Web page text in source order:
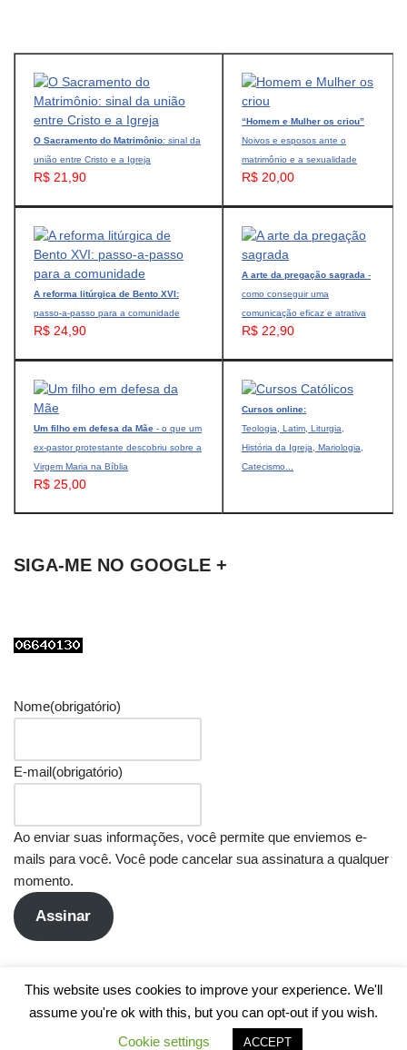
O Sacramento do Matrimônio: sinal da
união entre Cristo e a Igreja
R$ 21,90
“Homem e Mulher os criou”
Noivos e esposos ante o
matrimônio e a sexualidade
R$ 20,00
A reforma litúrgica de Bento XVI:
passo-a-passo para a comunidade
R$ 24,90
A arte da pregação sagrada -
como conseguir uma
comunicação eficaz e atrativa
R$ 22,90
Um filho em defesa da Mãe - o que um
ex-pastor protestante descobriu sobre a
Virgem Maria na Bíblia
R$ 25,00
Cursos online:
Teologia, Latim, Liturgia,
História da Igreja, Mariologia,
Catecismo...
SIGA-ME NO GOOGLE +
Nome(obrigatório)
E-mail(obrigatório)
Ao enviar suas informações, você permite que enviemos e-
mails para você. Você pode cancelar sua assinatura a qualquer
momento.
Assinar
This website uses cookies to improve your experience. We'll
assume you're ok with this, but you can opt-out if you wish.
Cookie settings
ACCEPT